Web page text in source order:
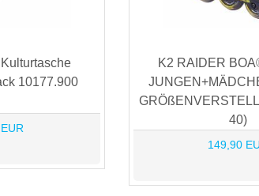
10177.900
K2 RAIDER
40)
149,90